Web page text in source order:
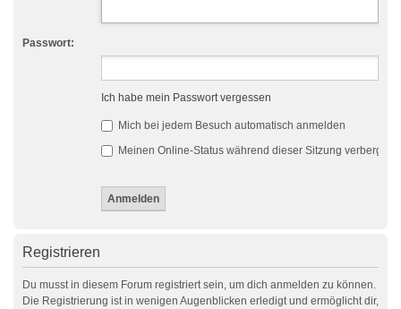
Passwort:
Ich habe mein Passwort vergessen
Mich bei jedem Besuch automatisch anmelden
Meinen Online-Status während dieser Sitzung verbergen
Registrieren
Du musst in diesem Forum registriert sein, um dich anmelden zu können.
Die Registrierung ist in wenigen Augenblicken erledigt und ermöglicht dir,